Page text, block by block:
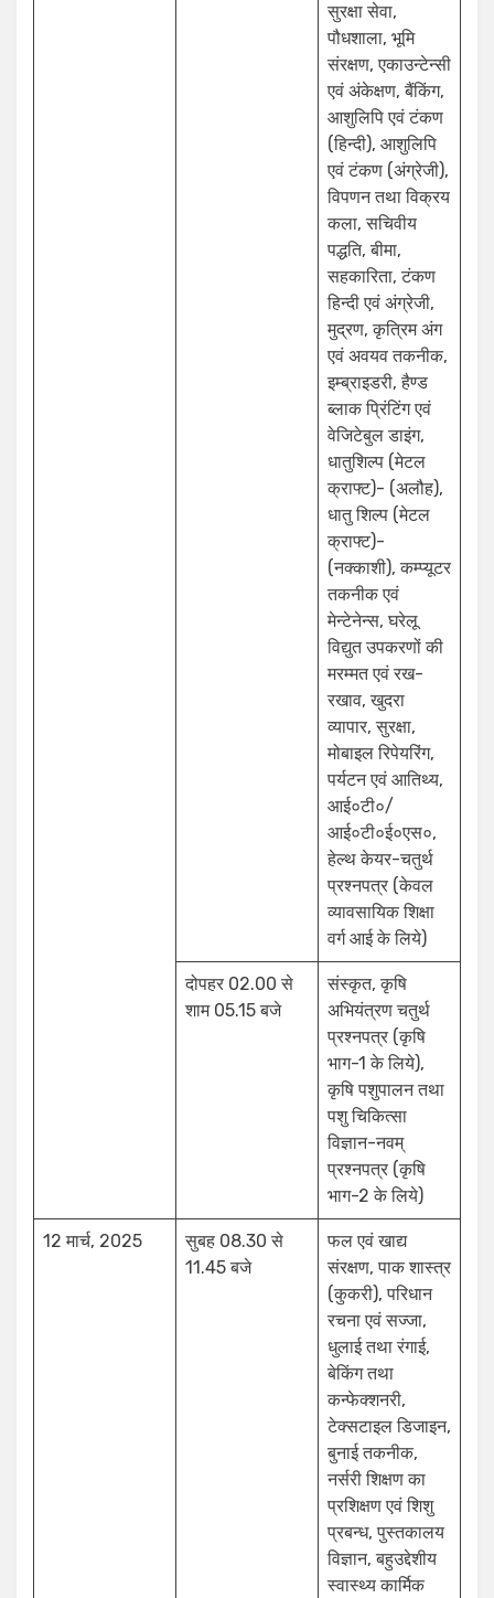
सुरक्षा सेवा,
पौधशाला, भूमि
संरक्षण, एकाउन्टेन्सी
एवं अंकेक्षण, बैंकिंग,
आशुलिपि एवं टंकण
(हिन्दी), आशुलिपि
एवं टंकण (अंग्रेजी),
विपणन तथा विक्रय
कला, सचिवीय
पद्धति, बीमा,
सहकारिता, टंकण
हिन्दी एवं अंग्रेजी,
मुद्रण, कृत्रिम अंग
एवं अवयव तकनीक,
इम्ब्राइडरी, हैण्ड
ब्लाक प्रिंटिंग एवं
वेजिटेबुल डाइंग,
धातुशिल्प (मेटल
क्राफ्ट)- (अलौह),
धातु शिल्प (मेटल
क्राफ्ट)-
(नक्काशी), कम्प्यूटर
तकनीक एवं
मेन्टेनेन्स, घरेलू
विद्युत उपकरणों की
मरम्मत एवं रख-
रखाव, खुदरा
व्यापार, सुरक्षा,
मोबाइल रिपेयरिंग,
पर्यटन एवं आतिथ्य,
आई०टी०/
आई०टी०ई०एस०,
हेल्थ केयर-चतुर्थ
प्रश्नपत्र (केवल
व्यावसायिक शिक्षा
वर्ग आई के लिये)
दोपहर 02.00 से
शाम 05.15 बजे
संस्कृत, कृषि
अभियंत्रण चतुर्थ
प्रश्नपत्र (कृषि
भाग-1 के लिये),
कृषि पशुपालन तथा
पशु चिकित्सा
विज्ञान-नवम्
प्रश्नपत्र (कृषि
भाग-2 के लिये)
12 मार्च, 2025
सुबह 08.30 से
11.45 बजे
फल एवं खाद्य
संरक्षण, पाक शास्त्र
(कुकरी), परिधान
रचना एवं सज्जा,
धुलाई तथा रंगाई,
बेकिंग तथा
कन्फेक्शनरी,
टेक्सटाइल डिजाइन,
बुनाई तकनीक,
नर्सरी शिक्षण का
प्रशिक्षण एवं शिशु
प्रबन्ध, पुस्तकालय
विज्ञान, बहुउद्देशीय
स्वास्थ्य कार्मिक